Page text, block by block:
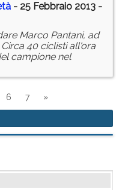
- 25 Febbraio 2013 -
Marco Pantani, ad
40 ciclisti all'ora
campione nel
6 7 »